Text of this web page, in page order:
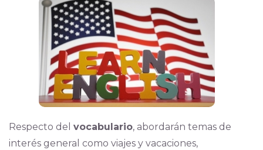
Respecto del vocabulario, abordarán temas de
interés general como viajes y vacaciones,